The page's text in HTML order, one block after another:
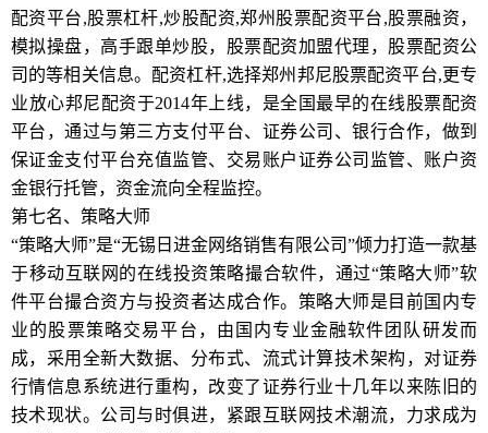
配资平台,股票杠杆,炒股配资,郑州股票配资平台,股票融资，
模拟操盘，高手跟单炒股，股票配资加盟代理，股票配资公
司的等相关信息。配资杠杆,选择郑州邦尼股票配资平台,更专
业放心邦尼配资于2014年上线，是全国最早的在线股票配资
平台，通过与第三方支付平台、证券公司、银行合作，做到
保证金支付平台充值监管、交易账户证券公司监管、账户资
金银行托管，资金流向全程监控。
第七名、策略大师
“策略大师”是“无锡日进金网络销售有限公司”倾力打造一款基
于移动互联网的在线投资策略撮合软件，通过“策略大师”软
件平台撮合资方与投资者达成合作。策略大师是目前国内专
业的股票策略交易平台，由国内专业金融软件团队研发而
成，采用全新大数据、分布式、流式计算技术架构，对证券
行情信息系统进行重构，改变了证券行业十几年以来陈旧的
技术现状。公司与时俱进，紧跟互联网技术潮流，力求成为